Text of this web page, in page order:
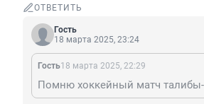
ОТВЕТИТЬ
Гость
18 марта 2025, 23:24
Гость18 марта 2025, 22:29
Помню хоккейный матч